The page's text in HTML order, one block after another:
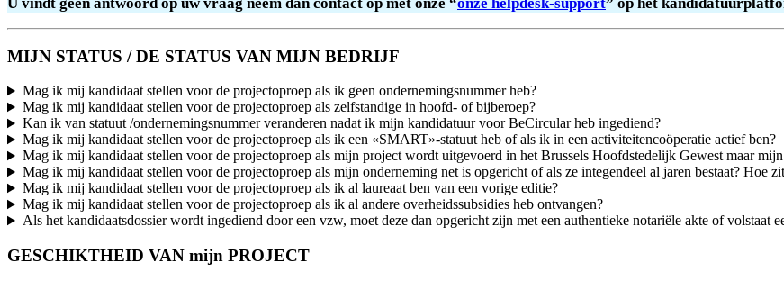
MIJN STATUS / DE STATUS VAN MIJN BEDRIJF
Mag ik mij kandidaat stellen voor de projectoproep als ik geen ondernemingsnummer heb?
Mag ik mij kandidaat stellen voor de projectoproep als zelfstandige in hoofd- of bijberoep?
Kan ik van statuut /ondernemingsnummer veranderen nadat ik mijn kandidatuur voor BeCircular heb ingediend?
Mag ik mij kandidaat stellen voor de projectoproep als ik een «SMART»-statuut heb of als ik in een activiteitencoöperatie actief ben?
Mag ik mij kandidaat stellen voor de projectoproep als mijn project wordt uitgevoerd in het Brussels Hoofdstedelijk Gewest maar
Mag ik mij kandidaat stellen voor de projectoproep als mijn onderneming net is opgericht of als ze integendeel al jaren bestaat? Hoe
Mag ik mij kandidaat stellen voor de projectoproep als ik al laureaat ben van een vorige editie?
Mag ik mij kandidaat stellen voor de projectoproep als ik al andere overheidssubsidies heb ontvangen?
Als het kandidaatsdossier wordt ingediend door een vzw, moet deze dan opgericht zijn met een authentieke notariële akte of volstaat
GESCHIKTHEID VAN mijn PROJECT